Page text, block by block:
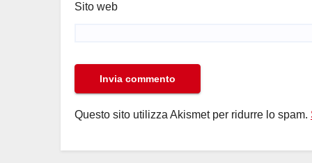
Sito web
Questo sito utilizza Akismet per ridurre lo spam.